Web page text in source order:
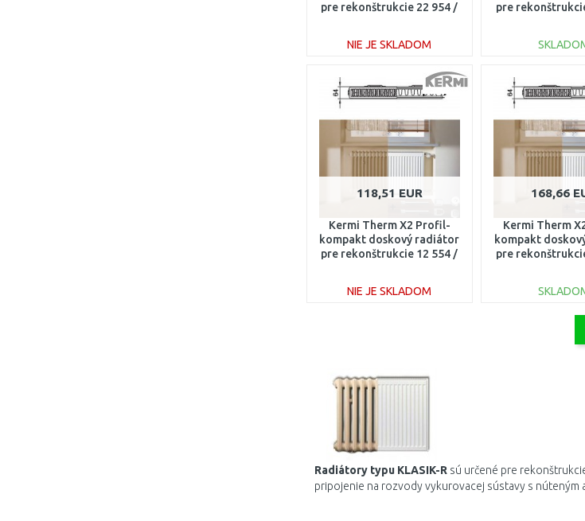
pre rekonštrukcie 22 954 /
NIE JE SKLADOM
DO KOŠÍKA
pre
DO
118,51 EUR
Kermi Therm X2 Profil-
kompakt doskový radiátor
pre rekonštrukcie 12 554 /
NIE JE SKLADOM
168,66
Kermi Therm
kompakt
pre
DO
Radiátory typu KLASIK-R sú určené pre
pripojenie na rozvody vykurovacej sústavy s núteným